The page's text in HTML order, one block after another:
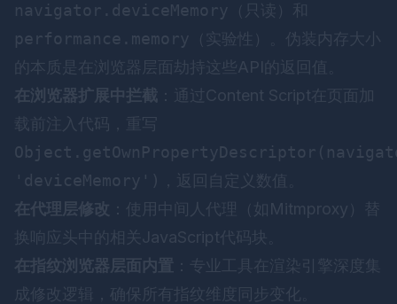
navigator.deviceMemory （只读）和
performance.memory （实验性）。伪装内存大小
的本质是在浏览器层面劫持这些API的返回值。
在浏览器扩展中拦截 ：通过Content Script在页面加
载前注入代码，重写
'deviceMemory')
，返回自定义数值。
在代理层修改 ：使用中间人代理（如Mitmproxy）替
换响应头中的相关JavaScript代码块。
在指纹浏览器层面内置 ：专业工具在渲染引擎深度集
成修改逻辑，确保所有指纹维度同步变化。